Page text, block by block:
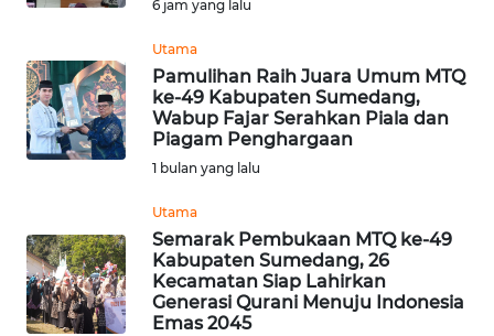
6 jam yang lalu
Utama
Pamulihan Raih Juara Umum MTQ
ke-49 Kabupaten Sumedang,
Wabup Fajar Serahkan Piala dan
Piagam Penghargaan
1 bulan yang lalu
Utama
Semarak Pembukaan MTQ ke-49
Kabupaten Sumedang, 26
Kecamatan Siap Lahirkan
Generasi Qurani Menuju Indonesia
Emas 2045
BERITA
KONTAK
KAMI
IKLAN
TENTANG
KAMI